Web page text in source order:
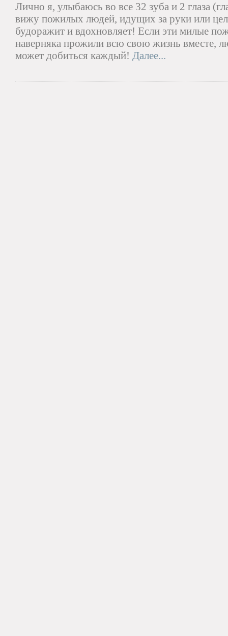
Лично я, улыбаюсь во все 32 зуба и 2 глаза
вижу пожилых людей, идущих за руки или
будоражит и вдохновляет! Если эти милые
наверняка прожили всю свою жизнь вместе,
может добиться каждый! Далее...